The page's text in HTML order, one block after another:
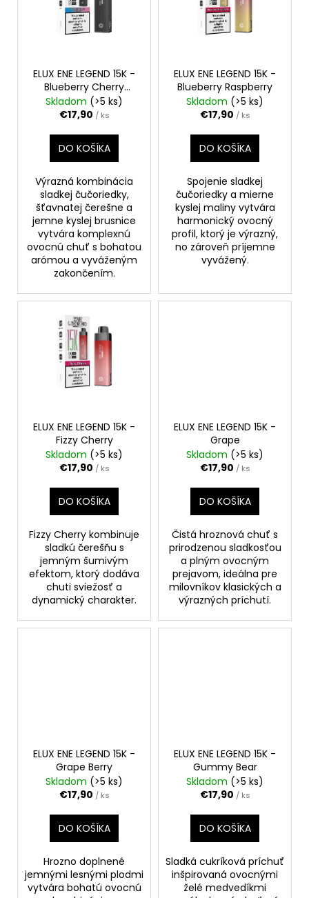
ELUX ENE LEGEND 15K -
Blueberry Cherry
Cranberry
Skladom (>5 ks)
€17,90 / ks
DO KOŠÍKA
Výrazná kombinácia
sladkej čučoriedky,
šťavnatej čerešne a
jemne kyslej brusnice
vytvára komplexnú
ovocnú chuť s bohatou
arómou a vyváženým
zakončením.
ELUX ENE LEGEND 15K -
Blueberry Raspberry
Skladom (>5 ks)
€17,90 / ks
DO KOŠÍKA
Spojenie sladkej
čučoriedky a mierne
kyslej maliny vytvára
harmonický ovocný
profil, ktorý je výrazný,
no zároveň príjemne
vyvážený.
ELUX ENE LEGEND 15K -
Fizzy Cherry
Skladom (>5 ks)
€17,90 / ks
DO KOŠÍKA
Fizzy Cherry kombinuje
sladkú čerešňu s
jemným šumivým
efektom, ktorý dodáva
chuti sviežosť a
dynamický charakter.
ELUX ENE LEGEND 15K -
Grape
Skladom (>5 ks)
€17,90 / ks
DO KOŠÍKA
Čistá hroznová chuť s
prirodzenou sladkosťou
a plným ovocným
prejavom, ideálna pre
milovníkov klasických a
výrazných príchutí.
ELUX ENE LEGEND 15K -
Grape Berry
Skladom (>5 ks)
€17,90 / ks
DO KOŠÍKA
Hrozno doplnené
jemnými lesnými plodmi
vytvára bohatú ovocnú
ELUX ENE LEGEND 15K -
Gummy Bear
Skladom (>5 ks)
€17,90 / ks
DO KOŠÍKA
Sladká cukríková príchuť
inšpirovaná ovocnými
želé medvedíkmi
MARY
HAWCOS
LEMONADE
€12,90